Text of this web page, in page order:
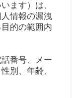
ます）は、
情報の漏洩
的の範囲内
番号、メー
別、年齢、